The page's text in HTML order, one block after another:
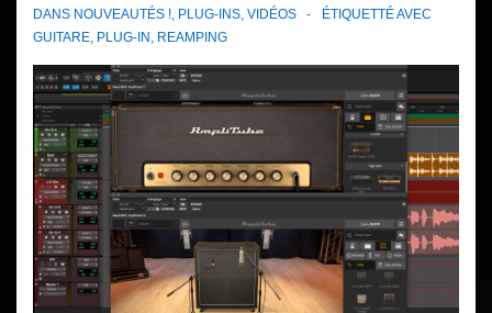
DANS NOUVEAUTÉS !, PLUG-INS, VIDÉOS
ÉTIQUETTÉ AVEC
GUITARE, PLUG-IN , REAMPING